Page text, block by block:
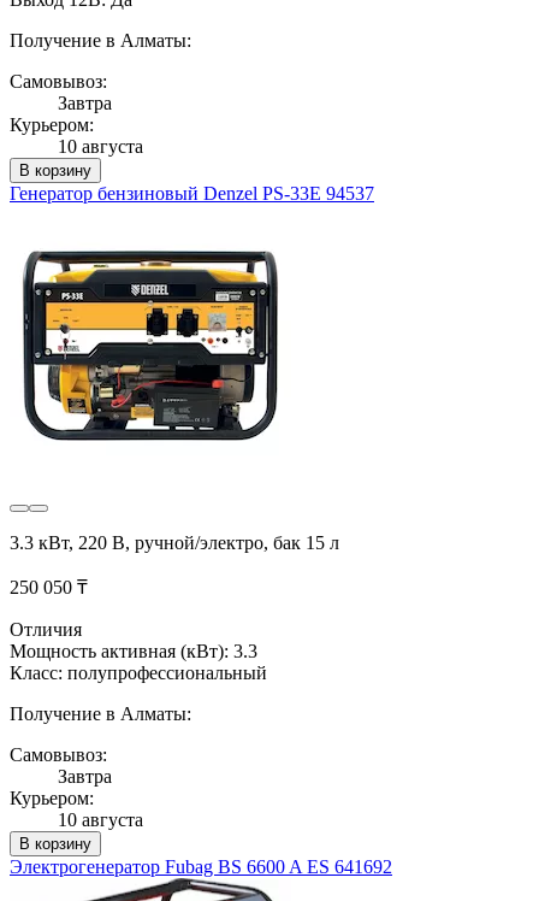
Получение в Алматы:
Самовывоз:
Завтра
Курьером:
10 августа
В корзину
Генератор бензиновый Denzel PS-33E 94537
3.3 кВт, 220 В, ручной/электро, бак 15 л
250 050 ₸
Отличия
Мощность активная (кВт): 3.3
Класс: полупрофессиональный
Получение в Алматы:
Самовывоз:
Завтра
Курьером:
10 августа
В корзину
Электрогенератор Fubag BS 6600 A ES 641692